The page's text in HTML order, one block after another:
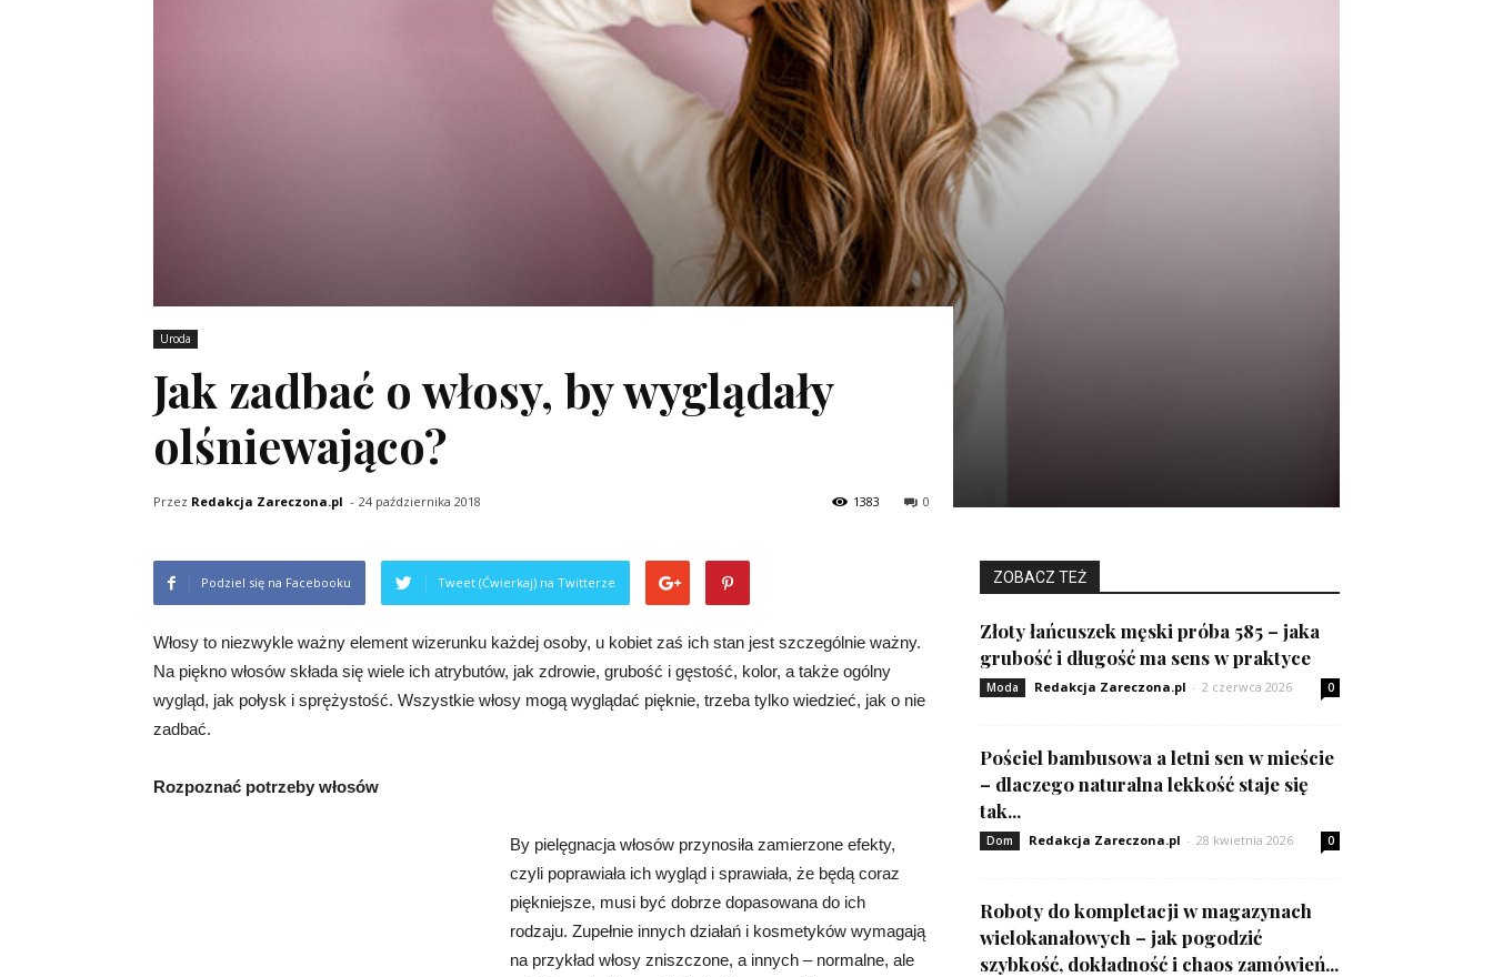
Uroda
Jak zadbać o włosy, by wyglądały
olśniewająco?
Przez Redakcja Zareczona.pl - 24 października 2018 0
1383
Podziel się na Facebooku Tweet (Ćwierkaj) na Twitterze
Włosy to niezwykle ważny element wizerunku każdej osoby, u kobiet zaś ich stan jest szczególnie ważny.
Na piękno włosów składa się wiele ich atrybutów, jak zdrowie, grubość i gęstość, kolor, a także ogólny
wygląd, jak połysk i sprężystość. Wszystkie włosy mogą wyglądać pięknie, trzeba tylko wiedzieć, jak o nie
zadbać.
Rozpoznać potrzeby włosów
By pielęgnacja włosów przynosiła zamierzone efekty,
czyli poprawiała ich wygląd i sprawiała, że będą coraz
piękniejsze, musi być dobrze dopasowana do ich
rodzaju. Zupełnie innych działań i kosmetyków wymagają
na przykład włosy zniszczone, a innych – normalne, ale
ZOBACZ TEŻ
Złoty łańcuszek męski próba 585 – jaka
grubość i długość ma sens w praktyce
Moda Redakcja Zareczona.pl - 2 czerwca 2026 0
Pościel bambusowa a letni sen w mieście
– dlaczego naturalna lekkość staje się
tak...
Dom Redakcja Zareczona.pl - 28 kwietnia 2026 0
Roboty do kompletacji w magazynach
wielokanałowych – jak pogodzić
szybkość, dokładność i chaos zamówień...